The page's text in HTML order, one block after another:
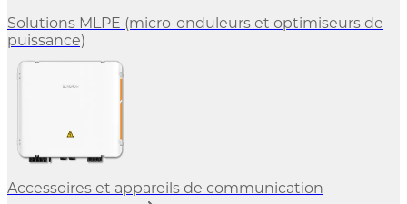
Solutions MLPE (micro-onduleurs et optimiseurs de
puissance)
Accessoires et appareils de communication